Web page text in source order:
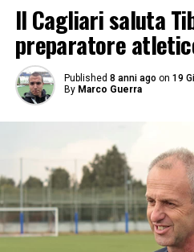
Il Cagliari saluta
preparatore
Published 8 anni ago on 19
By Marco Guerra